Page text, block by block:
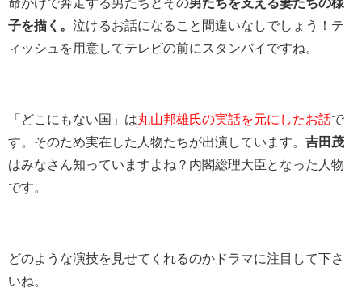
子を描く。 泣けるお話になること間違いなしでしょう！テ
ィッシュを用意してテレビの前にスタンバイですね。
「どこにもない国」は丸山邦雄氏の実話を元にしたお話で
す。そのため実在した人物たちが出演しています。 吉田茂
はみなさん知っていますよね？内閣総理大臣となった人物
です。
どのような演技を見せてくれるのかドラマに注目して下さ
いね。